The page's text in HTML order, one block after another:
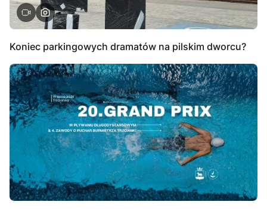
Koniec parkingowych dramatów na pilskim dworcu?